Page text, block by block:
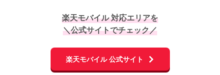
楽天モバイル 対応エリアを
＼公式サイトでチェック／
楽天モバイル 公式サイト